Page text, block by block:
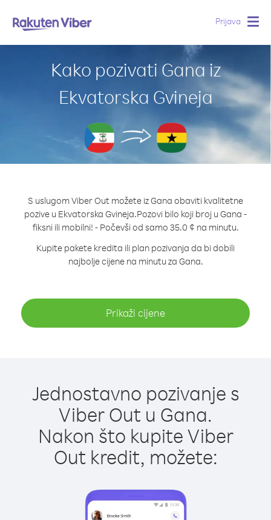
Prijava
Kako pozivati Gana iz
Ekvatorska Gvineja
S uslugom Viber Out možete iz Gana obaviti kvalitetne
pozive u Ekvatorska Gvineja.Pozovi bilo koji broj u Gana -
fiksni ili mobilni! - Počevši od samo 35.0 ¢ na minutu.
Kupite pakete kredita ili plan pozivanja da bi dobili
najbolje cijene na minutu za Gana.
Prikaži cijene
Jednostavno pozivanje s
Viber Out u Gana.
Nakon što kupite Viber
Out kredit, možete: